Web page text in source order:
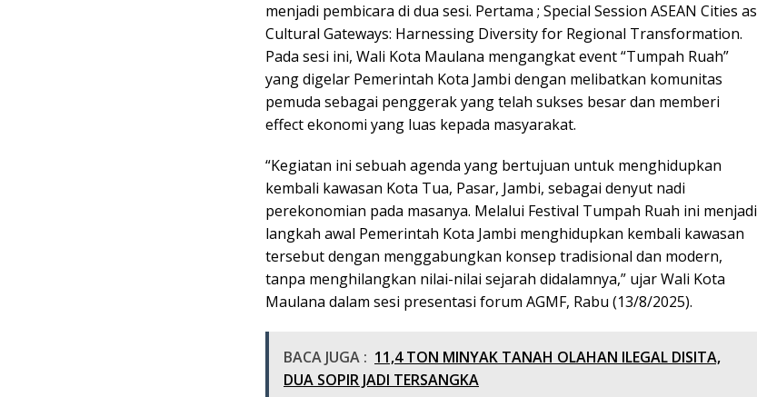
menjadi pembicara di dua sesi. Pertama ; Special Session ASEAN Cities as
Cultural Gateways: Harnessing Diversity for Regional Transformation.
Pada sesi ini, Wali Kota Maulana mengangkat event “Tumpah Ruah”
yang digelar Pemerintah Kota Jambi dengan melibatkan komunitas
pemuda sebagai penggerak yang telah sukses besar dan memberi
effect ekonomi yang luas kepada masyarakat.
“Kegiatan ini sebuah agenda yang bertujuan untuk menghidupkan
kembali kawasan Kota Tua, Pasar, Jambi, sebagai denyut nadi
perekonomian pada masanya. Melalui Festival Tumpah Ruah ini menjadi
langkah awal Pemerintah Kota Jambi menghidupkan kembali kawasan
tersebut dengan menggabungkan konsep tradisional dan modern,
tanpa menghilangkan nilai-nilai sejarah didalamnya,” ujar Wali Kota
Maulana dalam sesi presentasi forum AGMF, Rabu (13/8/2025).
BACA JUGA : 11,4 TON MINYAK TANAH OLAHAN ILEGAL DISITA,
DUA SOPIR JADI TERSANGKA